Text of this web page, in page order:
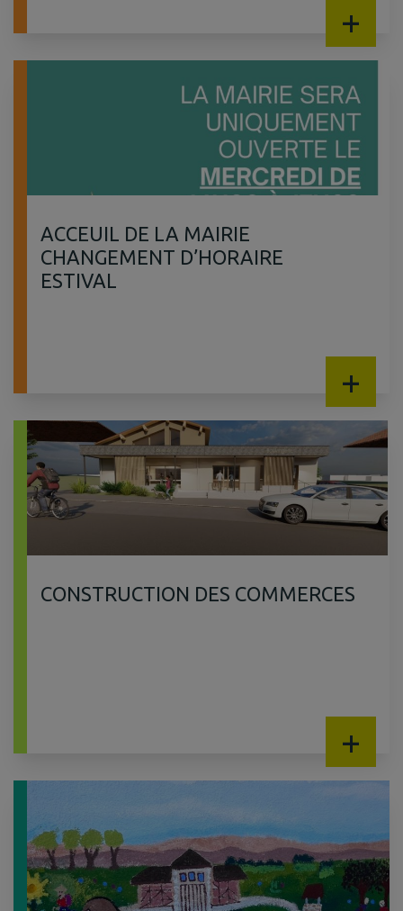
+
ACCEUIL DE LA MAIRIE
CHANGEMENT D’HORAIRE
ESTIVAL
+
CONSTRUCTION DES COMMERCES
+